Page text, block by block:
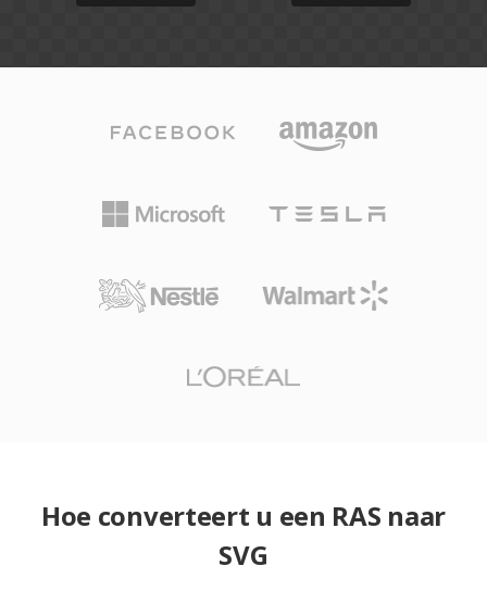
Hoe converteert u een RAS naar
SVG